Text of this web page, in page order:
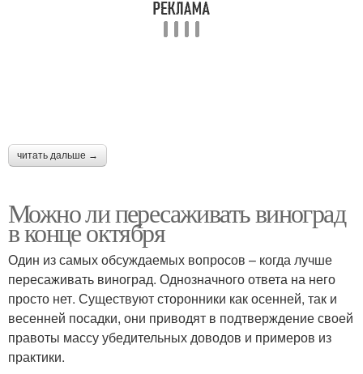
читать дальше →
Можно ли пересаживать виноград
в конце октября
Один из самых обсуждаемых вопросов – когда лучше
пересаживать виноград. Однозначного ответа на него
просто нет. Существуют сторонники как осенней, так и
весенней посадки, они приводят в подтверждение своей
правоты массу убедительных доводов и примеров из
практики.